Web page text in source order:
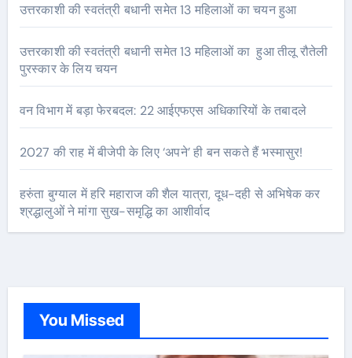
उत्तरकाशी की स्वतंत्री बधानी समेत 13 महिलाओं का चयन हुआ
उत्तरकाशी की स्वतंत्री बधानी समेत 13 महिलाओं का हुआ तीलू रौतेली
पुरस्कार के लिय चयन
वन विभाग में बड़ा फेरबदल: 22 आईएफएस अधिकारियों के तबादले
2027 की राह में बीजेपी के लिए ‘अपने’ ही बन सकते हैं भस्मासुर!
हरुंता बुग्याल में हरि महाराज की शैल यात्रा, दूध-दही से अभिषेक कर
श्रद्धालुओं ने मांगा सुख-समृद्धि का आशीर्वाद
You Missed